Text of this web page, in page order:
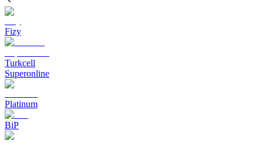
Fizy
Turkcell
Superonline
Platinum
BiP